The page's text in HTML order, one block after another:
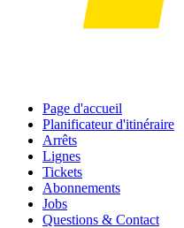
Page d'accueil
Planificateur d'itinéraire
Arrêts
Lignes
Tickets
Abonnements
Jobs
Questions & Contact